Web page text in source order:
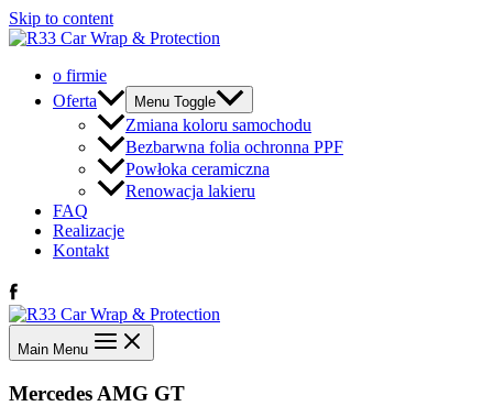
Skip to content
o firmie
Oferta
Menu Toggle
Zmiana koloru samochodu
Bezbarwna folia ochronna PPF
Powłoka ceramiczna
Renowacja lakieru
FAQ
Realizacje
Kontakt
Main Menu
Mercedes AMG GT